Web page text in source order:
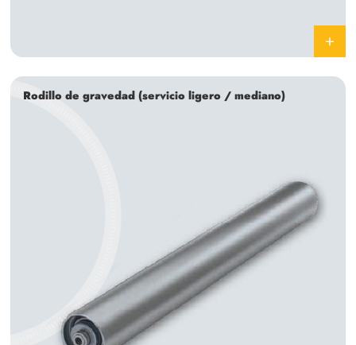
Rodillo de gravedad (servicio ligero / mediano)